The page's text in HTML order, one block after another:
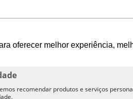
oferecer melhor experiência,
025027-J- CNPJ12.166.766/0001-20-
recomendar produtos e serviços